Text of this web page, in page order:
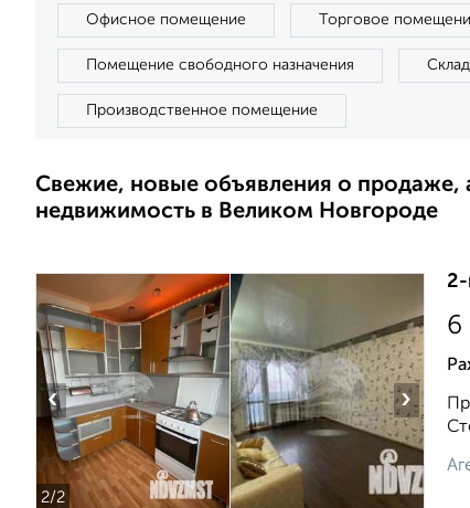
Офисное помещение Торговое
Помещение свободного назначения
Производственное помещение
Свежие, новые объявления о
недвижимость в Великом Новгороде
2/2
‹ ›
2-
6